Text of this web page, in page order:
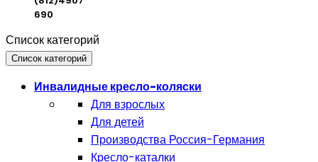
690
Список категорий
Список категорий
Инвалидные кресло-коляски
Для взрослых
Для детей
Производства Россия-Германия
Кресло-каталки